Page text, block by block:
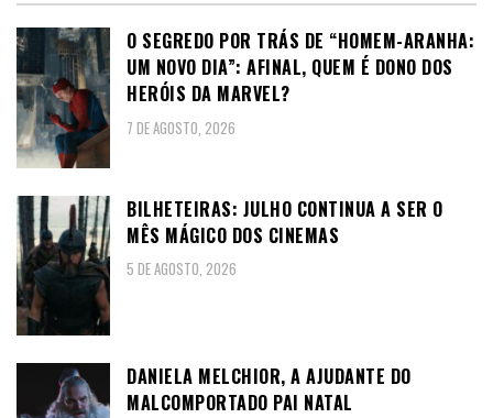
O SEGREDO POR TRÁS DE “HOMEM-ARANHA:
UM NOVO DIA”: AFINAL, QUEM É DONO DOS
HERÓIS DA MARVEL?
7 DE AGOSTO, 2026
BILHETEIRAS: JULHO CONTINUA A SER O
MÊS MÁGICO DOS CINEMAS
5 DE AGOSTO, 2026
DANIELA MELCHIOR, A AJUDANTE DO
MALCOMPORTADO PAI NATAL